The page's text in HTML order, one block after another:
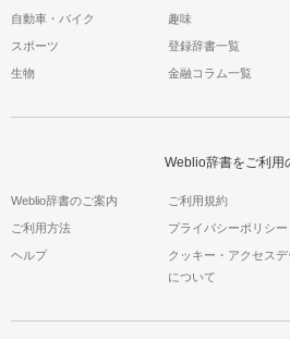
自動車・バイク 趣味
スポーツ 登録辞書一覧
生物 金融コラム一覧
Weblio辞書をご利用
Weblio辞書のご案内 ご利用規約
ご利用方法 プライバシーポリシー
ヘルプ
クッキー・アクセスデ
について